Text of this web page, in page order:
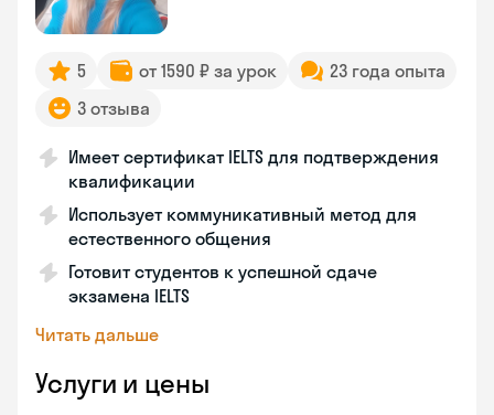
5 от 1590 ₽ за урок
23 года опыта
3 отзыва
Имеет сертификат IELTS для подтверждения
квалификации
Использует коммуникативный метод для
естественного общения
Готовит студентов к успешной сдаче
экзамена IELTS
Читать дальше
Услуги и цены